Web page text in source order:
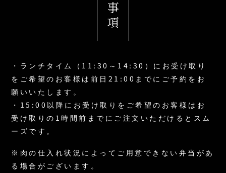
・ランチタイム（11:30～14:30）にお受け取り
をご希望のお客様は前日21:00までにご予約をお
願いいたします。
・15:00以降にお受け取りをご希望のお客様はお
受け取りの1時間前までにご注文いただけるとスム
ーズです。
※肉の仕入れ状況によってご用意できない弁当があ
る場合がございます。